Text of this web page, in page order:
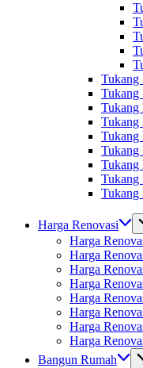
Tukang
Tukang
Tukang
Tukang
Tukang
Tukang
Tukang
Tukang
Tukang
Harga Renovasi
Harga
Harga
Harga
Harga
Harga
Harga
Harga
Harga
Bangun Rumah